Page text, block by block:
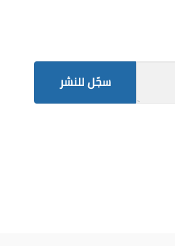
سجّل للنشر